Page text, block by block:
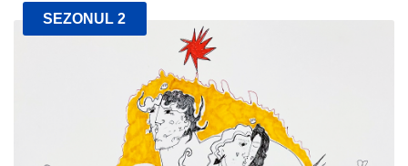
SEZONUL 2